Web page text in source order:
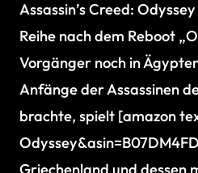
Assassin’s Creed:
Reihe nach dem Reboot
Vorgänger noch in
Anfänge der Assassinen
brachte, spielt [amazon